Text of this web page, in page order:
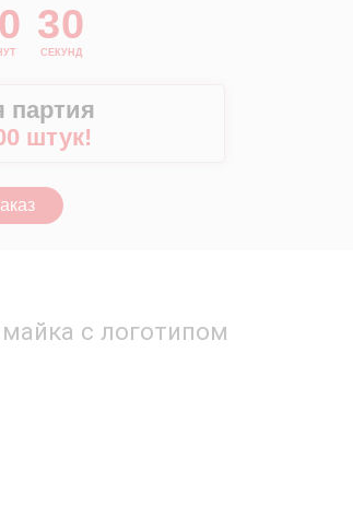
29
СЕКУНД
штук!
с логотипом